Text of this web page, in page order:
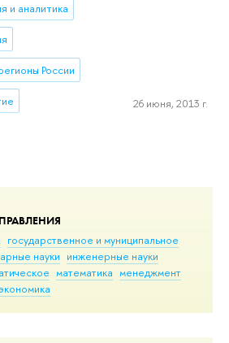
государственное и муниципальное
науки инженерные науки
математика менеджмент
и аналитика
России
26 июня, 2013 г.